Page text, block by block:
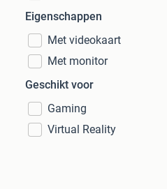
Eigenschappen
Met videokaart
Met monitor
Geschikt voor
Gaming
Virtual Reality